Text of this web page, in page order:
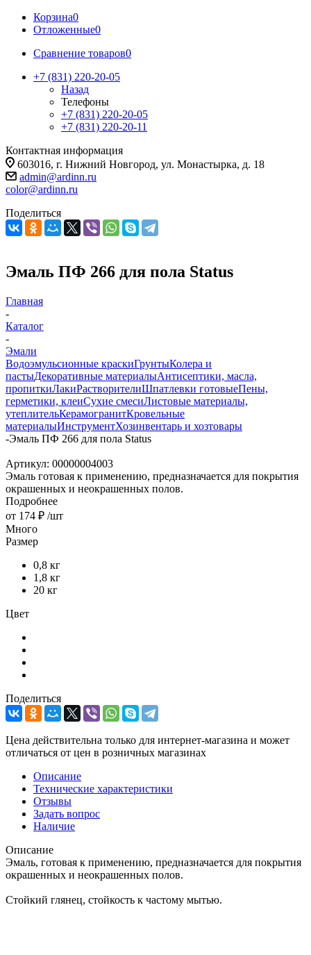
Корзина0
Отложенные0
Сравнение товаров0
+7 (831) 220-20-05
Назад
Телефоны
+7 (831) 220-20-05
+7 (831) 220-20-11
Контактная информация
603016, г. Нижний Новгород, ул. Монастырка, д. 18
admin@ardinn.ru
color@ardinn.ru
Поделиться
Эмаль ПФ 266 для пола Status
Главная
-
Каталог
-
Эмали
Водоэмульсионные краскиГрунтыКолера и
пастыДекоративные материалыАнтисептики, масла,
пропиткиЛакиРастворителиШпатлевки готовыеПены,
герметики, клеиСухие смесиЛистовые материалы,
утеплительКерамогранитКровельные
материалыИнструментХозинвентарь и хозтовары
-Эмаль ПФ 266 для пола Status
Артикул: 00000004003
Эмаль готовая к применению, предназначается для покрытия
окрашенных и неокрашенных полов.
Подробнее
от 174 ₽ /шт
Много
Размер
0,8 кг
1,8 кг
20 кг
Цвет
Поделиться
Цена действительна только для интернет-магазина и может
отличаться от цен в розничных магазинах
Описание
Технические характеристики
Отзывы
Задать вопрос
Наличие
Описание
Эмаль, готовая к применению, предназначается для покрытия
окрашенных и неокрашенных полов.
Стойкий глянец, стойкость к частому мытью.